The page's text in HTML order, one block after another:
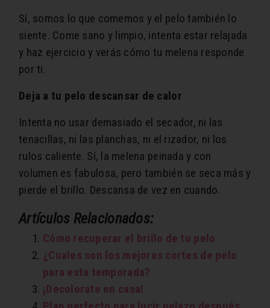
Sí, somos lo que comemos y el pelo también lo
siente. Come sano y limpio, intenta estar relajada
y haz ejercicio y verás cómo tu melena responde
por ti.
Deja a tu pelo descansar de calor
Intenta no usar demasiado el secador, ni las
tenacillas, ni las planchas, ni el rizador, ni los
rulos caliente. Sí, la melena peinada y con
volumen es fabulosa, pero también se seca más y
pierde el brillo. Descansa de vez en cuando.
Artículos Relacionados:
Cómo recuperar el brillo de tu pelo
¿Cuales son los mejores cortes de pelo
para esta temporada?
¡Decolorate en casa!